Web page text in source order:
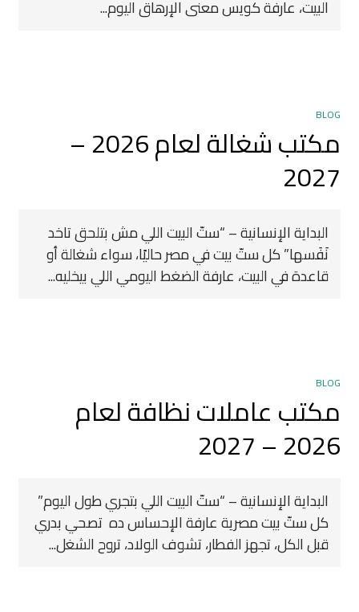
البيت، عارفة كويس معنى الإرهاق اليوم...
BLOG
مكتب شغالة لعام 2026 –
2027
البداية الإنسانية – “ستّ البيت اللي مش بتلحق تاخد
نَفَسها” كل ستّ بيت في مصر حاليًا، سواء شغالة أو
قاعدة في البيت، عارفة الضغط اليومي اللي بيخليه...
BLOG
مكتب عاملات نظافة لعام
2026 – 2027
البداية الإنسانية – “ستّ البيت اللي بتجري طول اليوم”
كل ستّ بيت مصرية عارفة الإحساس ده ‍ تصحي بدري
قبل الكل، تجهز الفطار، تشوف الولاد، تروح الشغل...